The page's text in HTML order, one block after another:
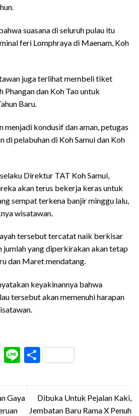
suasana di seluruh pulau itu
feri Lomphraya di Maenam, Koh
juga terlihat membeli tiket
dan Koh Tao untuk
Baru.
kondusif dan aman, petugas
pelabuhan di Koh Samui dan Koh
Direktur TAT Koh Samui,
akan terus bekerja keras untuk
sempat terkena banjir minggu lalu,
wisatawan.
tersebut tercatat naik berkisar
jumlah yang diperkirakan akan tetap
dan Maret mendatang.
keyakinannya bahwa
tersebut akan memenuhi harapan
WhatsApp
LineShare
Gaya
Dibuka Untuk Pejalan Kaki,
Jembatan Baru Rama X Penuh